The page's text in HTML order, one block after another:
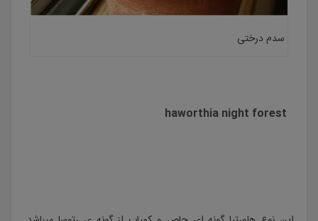
سدم درختی
haworthia night forest